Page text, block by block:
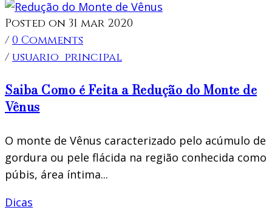
Posted on 31 mar 2020
/ 0 Comments
/ usuario_principal
Saiba Como é Feita a Redução do Monte de
Vênus
O monte de Vênus caracterizado pelo acúmulo de
gordura ou pele flácida na região conhecida como
púbis, área íntima...
Dicas